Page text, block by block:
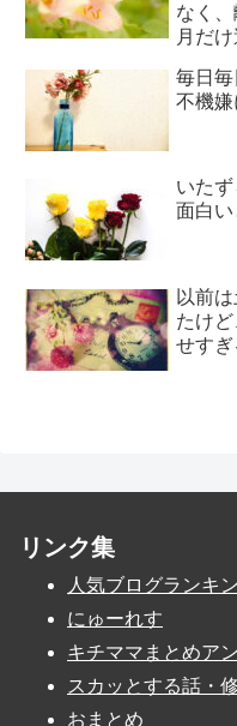
なく
月だ
毎日
不機
いた
面白
以前
たけ
せすぎ
リンク集
人気ブログランキ
にゅーれす
キチママまとめア
スカッとする話・
おまとめ